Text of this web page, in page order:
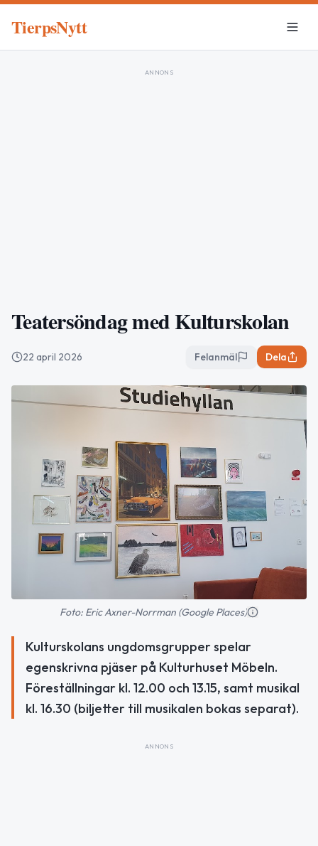
TierpsNytt
ANNONS
Teatersöndag med Kulturskolan
22 april 2026 Felanmäl Dela
Foto: Eric Axner-Norrman (Google Places)
Kulturskolans ungdomsgrupper spelar
egenskrivna pjäser på Kulturhuset Möbeln.
Föreställningar kl. 12.00 och 13.15, samt musikal
kl. 16.30 (biljetter till musikalen bokas separat).
ANNONS